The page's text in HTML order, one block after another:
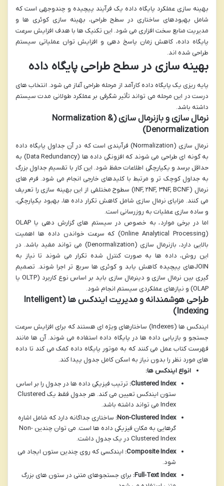
بهینه سازی عملکرد پایگاه داده یک فرآیند پیچیده و چندوجهی است که
شامل بهبودهای ساختاری در سطح طراحی، بهینه سازی کوئری ها و
مدیریت منابع سخت افزاری می شود. این تکنیک ها با هدف افزایش سرعت
پایگاه داده، کاهش زمان پاسخ دهی و افزایش توان عملیاتی سیستم
طراحی شده اند.
بهینه سازی در سطح طراحی پایگاه داده
پایه ریزی یک پایگاه داده کارآمد از مرحله طراحی آغاز می شود. انتخاب های
درست در این مرحله می تواند تأثیر شگرفی بر عملکرد طولانی مدت سیستم
داشته باشد.
نرمال سازی و بازنرمال سازی (Normalization &
Denormalization)
نرمال سازی (Normalization) فرآیندی است که در آن جداول پایگاه داده
به گونه ای طراحی می شوند که افزونگی داده ها (Data Redundancy) به
حداقل برسد و یکپارچگی اطلاعات حفظ شود. این کار با تقسیم جداول بزرگ
به جداول کوچک تر و مرتبط با کلیدهای خارجی انجام می شود. فرم های
نرمال (۱NF, ۲NF, ۳NF, BCNF) سطوح مختلفی از این بهینه سازی را تعریف
می کنند. مزایای نرمال سازی شامل کاهش تکرار داده ها، بهبود یکپارچگی،
و ساده سازی عملیات به روزرسانی است.
اما در برخی موارد، به خصوص در سیستم های گزارش دهی یا OLAP
(Online Analytical Processing) که سرعت خواندن داده ها اهمیت
بالایی دارد، بازنرمال سازی (Denormalization) می تواند مفید باشد. در
این روش، داده ها به صورت کنترل شده تکرار می شوند تا نیاز به
JOINهای پیچیده کاهش یابد و کوئری ها سریع تر اجرا شوند. تصمیم
گیری بین نرمال سازی و دینرمال سازی باید بر اساس نوع کاربرد (OLTP یا
OLAP) و نیازهای عملکردی سیستم انجام شود.
طراحی هوشمندانه و مدیریت ایندکس ها (Intelligent
Indexing)
ایندکس ها (Indexes) ساختارهای ویژه ای هستند که برای افزایش سرعت
جستجو و بازیابی داده ها در پایگاه داده استفاده می شوند. آن ها مانند
فهرست کتاب عمل می کنند که به موتور پایگاه داده کمک می کند تا داده
های مورد نظر را بدون نیاز به اسکن کامل جدول پیدا کند.
انواع ایندکس ها:
Clustered Index: ترتیب فیزیکی داده ها در جدول را بر اساس
ستون ایندکس تعیین می کند. هر جدول فقط یک Clustered
Index می تواند داشته باشد.
Non-Clustered Index: ساختاری جداگانه دارد که شامل اشاره
گرهایی به مکان فیزیکی داده ها است. می توان چندین Non-
Clustered Index در یک جدول داشت.
Composite Index: ایندکسی که روی چندین ستون ایجاد می
شود.
Full-Text Index: برای جستجوهای متنی در ستون های بزرگ